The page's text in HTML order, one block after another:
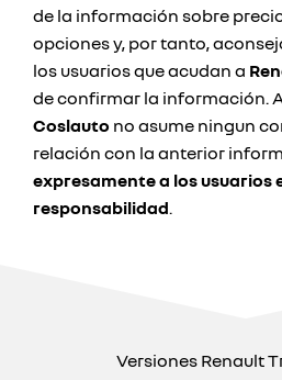
de la información sobre
opciones y, por tanto,
los usuarios que acudan a
de confirmar la información.
Coslauto no asume ningun
relación con la anterior
expresamente a los usuarios
responsabilidad.
Versiones Renault